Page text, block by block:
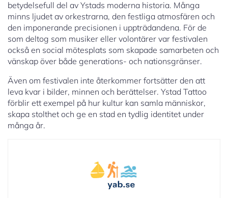
betydelsefull del av Ystads moderna historia. Många
minns ljudet av orkestrarna, den festliga atmosfären och
den imponerande precisionen i uppträdandena. För de
som deltog som musiker eller volontärer var festivalen
också en social mötesplats som skapade samarbeten och
vänskap över både generations- och nationsgränser.
Även om festivalen inte återkommer fortsätter den att
leva kvar i bilder, minnen och berättelser. Ystad Tattoo
förblir ett exempel på hur kultur kan samla människor,
skapa stolthet och ge en stad en tydlig identitet under
många år.